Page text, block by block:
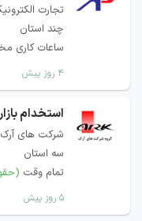
تجارت
چند استان
ساعات کاری
۴ روز پیش
استخدام
شرکت های
سه استان
تمام وقت
۵ روز پیش